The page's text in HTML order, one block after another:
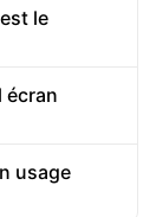
le
écran
usage